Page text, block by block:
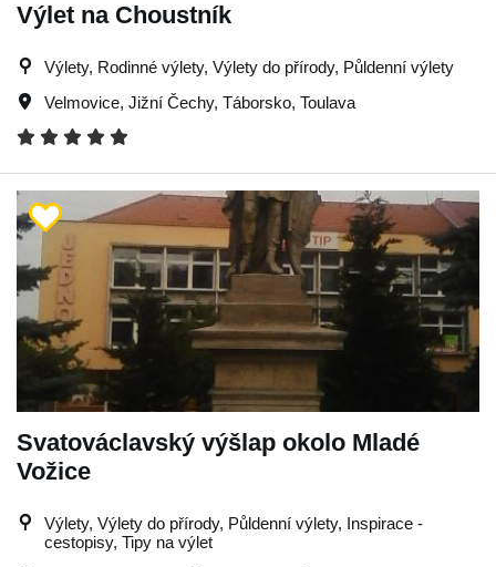
Výlet na Choustník
Výlety, Rodinné výlety, Výlety do přírody, Půldenní výlety
Velmovice, Jižní Čechy, Táborsko, Toulava
Svatováclavský výšlap okolo Mladé
Vožice
Výlety, Výlety do přírody, Půldenní výlety, Inspirace -
cestopisy, Tipy na výlet